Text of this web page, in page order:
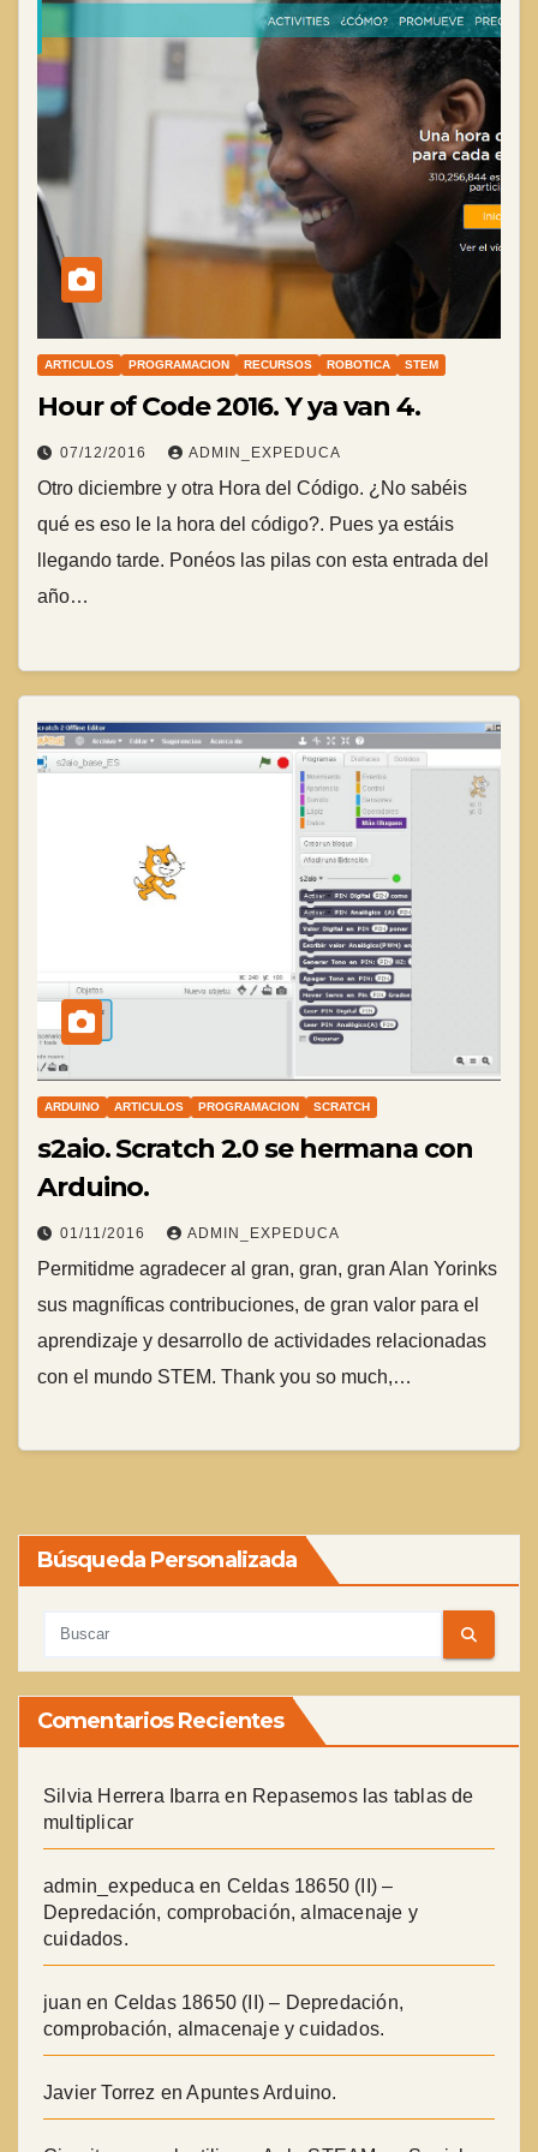
ARTICULOS PROGRAMACION RECURSOS ROBOTICA STEM
Hour of Code 2016. Y ya van 4.
07/12/2016 ADMIN_EXPEDUCA
Otro diciembre y otra Hora del Código. ¿No sabéis
qué es eso le la hora del código?. Pues ya estáis
llegando tarde. Ponéos las pilas con esta entrada del
año…
ARDUINO ARTICULOS PROGRAMACION SCRATCH
s2aio. Scratch 2.0 se hermana con
Arduino.
01/11/2016 ADMIN_EXPEDUCA
Permitidme agradecer al gran, gran, gran Alan Yorinks
sus magníficas contribuciones, de gran valor para el
aprendizaje y desarrollo de actividades relacionadas
con el mundo STEM. Thank you so much,…
Búsqueda Personalizada
Comentarios Recientes
Silvia Herrera Ibarra en Repasemos las tablas de
multiplicar
admin_expeduca en Celdas 18650 (II) –
Depredación, comprobación, almacenaje y
cuidados.
juan en Celdas 18650 (II) – Depredación,
comprobación, almacenaje y cuidados.
Javier Torrez enApuntes Arduino.